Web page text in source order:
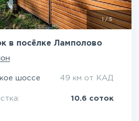
1/ 5
в посёлке Ламполово
шоссе 49 км от КАД
10.6 соток